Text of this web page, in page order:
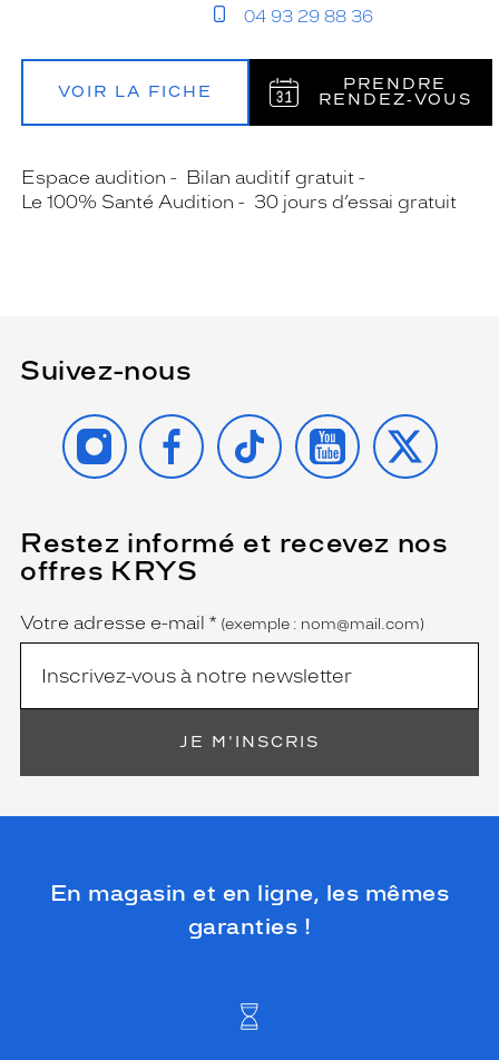
04 93 29 88 36
VOIR LA FICHE
PRENDRE
RENDEZ‑VOUS
Espace audition
Bilan auditif gratuit
Le 100% Santé Audition
30 jours d’essai gratuit
Suivez-nous
INSTAGRAMFACEBOOK
TIKTOK YOUTUBE
X
Restez informé et recevez nos
offres KRYS
Name
Votre adresse e-mail *
(Ce
champ
est
obligatoire)
(exemple : nom@mail.com)
JE M'INSCRIS
En magasin et en ligne, les mêmes
garanties !